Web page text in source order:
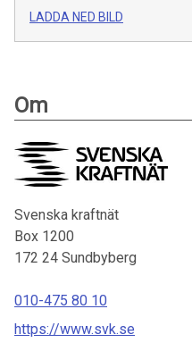
LADDA NED BILD
Om
Svenska kraftnät
Box 1200
172 24 Sundbyberg
010-475 80 10
https://www.svk.se